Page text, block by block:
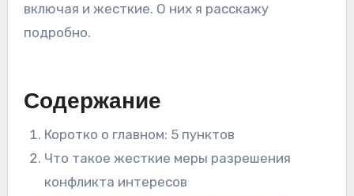
включая и жесткие. О них я расскажу
подробно.
Содержание
Коротко о главном: 5 пунктов
Что такое жесткие меры разрешения
конфликта интересов